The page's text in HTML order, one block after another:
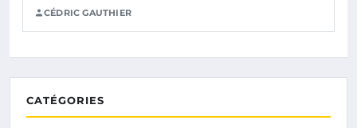
CÉDRIC GAUTHIER
CATÉGORIES